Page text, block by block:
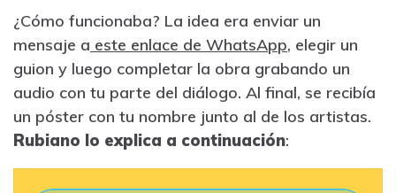
¿Cómo funcionaba? La idea era enviar un
mensaje a este enlace de WhatsApp, elegir un
guion y luego completar la obra grabando un
audio con tu parte del diálogo. Al final, se recibía
un póster con tu nombre junto al de los artistas.
Rubiano lo explica a continuación: